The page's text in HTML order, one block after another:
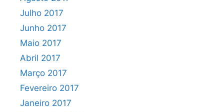
Julho 2017
Junho 2017
Maio 2017
Abril 2017
Março 2017
Fevereiro 2017
Janeiro 2017